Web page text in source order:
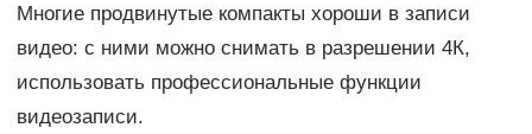
Многие продвинутые компакты хороши в записи
видео: с ними можно снимать в разрешении 4К,
использовать профессиональные функции
видеозаписи.